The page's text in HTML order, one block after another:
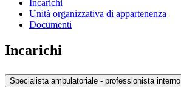
Incarichi
Unità organizzativa di appartenenza
Documenti
Incarichi
Specialista ambulatoriale - professionista interno